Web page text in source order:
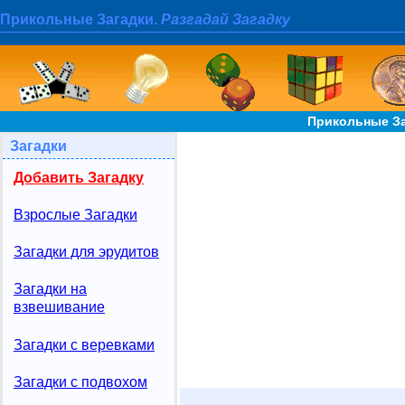
Прикольные Загадки. Разгадай Загадку
Прикольные
Загадки
Добавить Загадку
Взрослые Загадки
Загадки для эрудитов
Загадки на
взвешивание
Загадки с веревками
Загадки с подвохом